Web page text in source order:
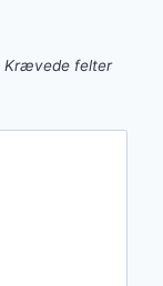
Krævede felter